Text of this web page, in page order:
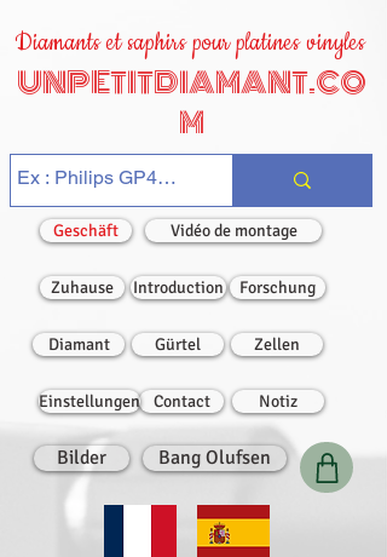
Diamants et saphirs pour platines vinyles
UNPETITDIAMANT.CO
M
Geschäft Vidéo de montage
Zuhause Introduction Forschung
Diamant Gürtel Zellen
Einstellungen Contact Notiz
Bilder Bang Olufsen